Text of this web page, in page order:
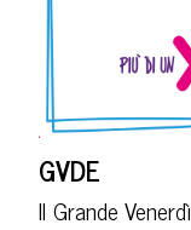
GVDE
Il Grande